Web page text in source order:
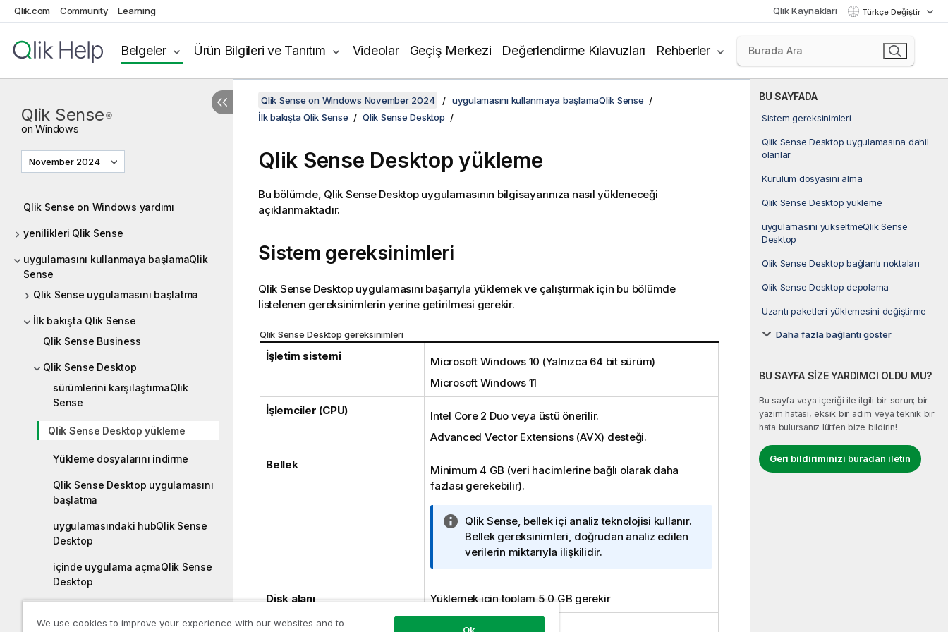
Qlik.com Community Learning Qlik Kaynakları Türkçe Değiştir
Belgeler Ürün Bilgileri ve Tanıtım Videolar Geçiş Merkezi Değerlendirme Kılavuzları Rehberler
Qlik Sense ®
onWindows
November 2024
Qlik Sense on Windows yardımı
yenilikleri Qlik Sense
uygulamasını kullanmaya başlamaQlik
Sense
Qlik Sense uygulamasını başlatma
İlk bakışta Qlik Sense
Qlik Sense Business
Qlik Sense Desktop
sürümlerini karşılaştırmaQlik
Sense
Qlik Sense Desktop yükleme
Yükleme dosyalarını indirme
Qlik Sense Desktop uygulamasını
başlatma
uygulamasındaki hubQlik Sense
Desktop
içinde uygulama açmaQlik Sense
Desktop
Desktop kurulumundan taşıma
BU SAYFADA
Sistem gereksinimleri
Qlik Sense Desktop uygulamasına dahil
olanlar
Kurulum dosyasını alma
Qlik Sense Desktop yükleme
uygulamasını yükseltmeQlik Sense
Desktop
Qlik Sense Desktop bağlantı noktaları
Qlik Sense Desktop depolama
Uzantı paketleri yüklemesini değiştirme
Daha fazla bağlantı göster
BU SAYFA SİZE YARDIMCI OLDU MU?
Bu sayfa veya içeriği ile ilgili bir sorun; bir
yazım hatası, eksik bir adım veya teknik bir
hata bulursanız lütfen bize bildirin!
Geri bildiriminizi buradan iletin
Qlik Sense on Windows November 2024
uygulamasını kullanmaya başlamaQlik Sense
İlk bakışta Qlik Sense
Qlik Sense Desktop
Qlik Sense Desktop yükleme
Bu bölümde, Qlik Sense Desktopuygulamasının bilgisayarınıza nasıl yükleneceği
açıklanmaktadır.
Sistem gereksinimleri
Qlik Sense Desktopuygulamasını başarıyla yüklemek ve çalıştırmak için bu bölümde
listelenen gereksinimlerin yerine getirilmesi gerekir.
Qlik Sense Desktop gereksinimleri
İşletim sistemi Microsoft Windows10 (Yalnızca 64 bit sürüm)
Microsoft Windows11
İşlemciler (CPU)
Intel Core 2 Duo veya üstü önerilir.
Advanced Vector Extensions (AVX) desteği.
Bellek
Minimum 4 GB (veri hacimlerine bağlı olarak daha
fazlası gerekebilir).
B
i
l
i
n
o
t
Qlik Sense, bellek içi analiz teknolojisi kullanır.
Bellek gereksinimleri, doğrudan analiz edilen
verilerin miktarıyla ilişkilidir.
Disk alanı Yüklemek için toplam 5,0 GB gerekir
.NETFramework
We use cookies to improve your experience with our websites and to